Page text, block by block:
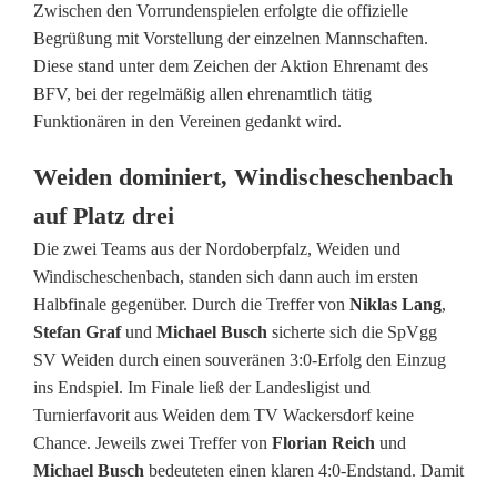
B
e
z
k
s
m
e
i
s
Zwischen den Vorrundenspielen erfolgte die offizielle
Begrüßung mit Vorstellung der einzelnen Mannschaften.
Diese stand unter dem Zeichen der Aktion Ehrenamt des
BFV, bei der regelmäßig allen ehrenamtlich tätig
Funktionären in den Vereinen gedankt wird.
Weiden dominiert, Windischeschenbach
auf Platz drei
Die zwei Teams aus der Nordoberpfalz, Weiden und
Windischeschenbach, standen sich dann auch im ersten
Halbfinale gegenüber. Durch die Treffer von Niklas Lang,
Stefan Grafund Michael Busch sicherte sich die SpVgg
SV Weiden durch einen souveränen 3:0-Erfolg den Einzug
ins Endspiel. Im Finale ließ der Landesligist und
Turnierfavorit aus Weiden dem TV Wackersdorf keine
Chance. Jeweils zwei Treffer von Florian Reich und
Michael Busch bedeuteten einen klaren 4:0-Endstand. Damit